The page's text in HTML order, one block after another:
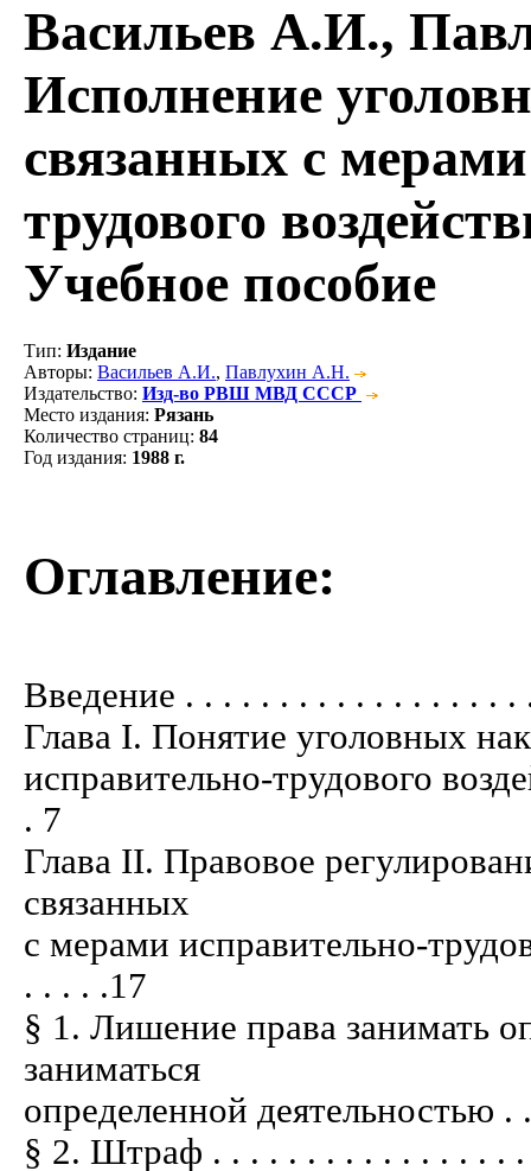
Васильев А.И.,
Исполнение
связанных с
трудового
Учебное пособие
Тип: Издание
Авторы: Васильев А.И., Павлухин А.Н.
Издательство: Изд-во РВШ МВД СССР
Место издания: Рязань
Количество страниц: 84
Год издания: 1988 г.
Оглавление:
Введение . . . . . . . . . . . . . . . . .
Глава I. Понятие уголовных
исправительно-трудового
. 7
Глава II. Правовое
связанных
с мерами исправительно-
. . . . .17
§ 1. Лишение права занимать
заниматься
определенной деятельностью
§ 2. Штраф . . . . . . . . . . . . . . . .